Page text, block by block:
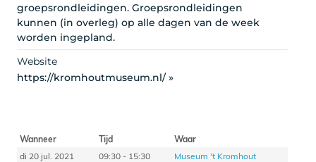
groepsrondleidingen. Groepsrondleidingen
kunnen (in overleg) op alle dagen van de week
worden ingepland.
Website
https://kromhoutmuseum.nl/ »
Wanneer Tijd
Waar
di 20 jul. 2021
09:30 - 15:30 Museum 't Kromhout